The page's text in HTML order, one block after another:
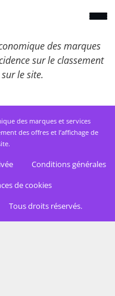
des marques
sur le classement
le site.
des marques et services
des offres et l’affichage de
Conditions générales
de cookies
Tous droits réservés.